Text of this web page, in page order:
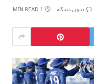
بدون دیدگاه 1 MIN READ